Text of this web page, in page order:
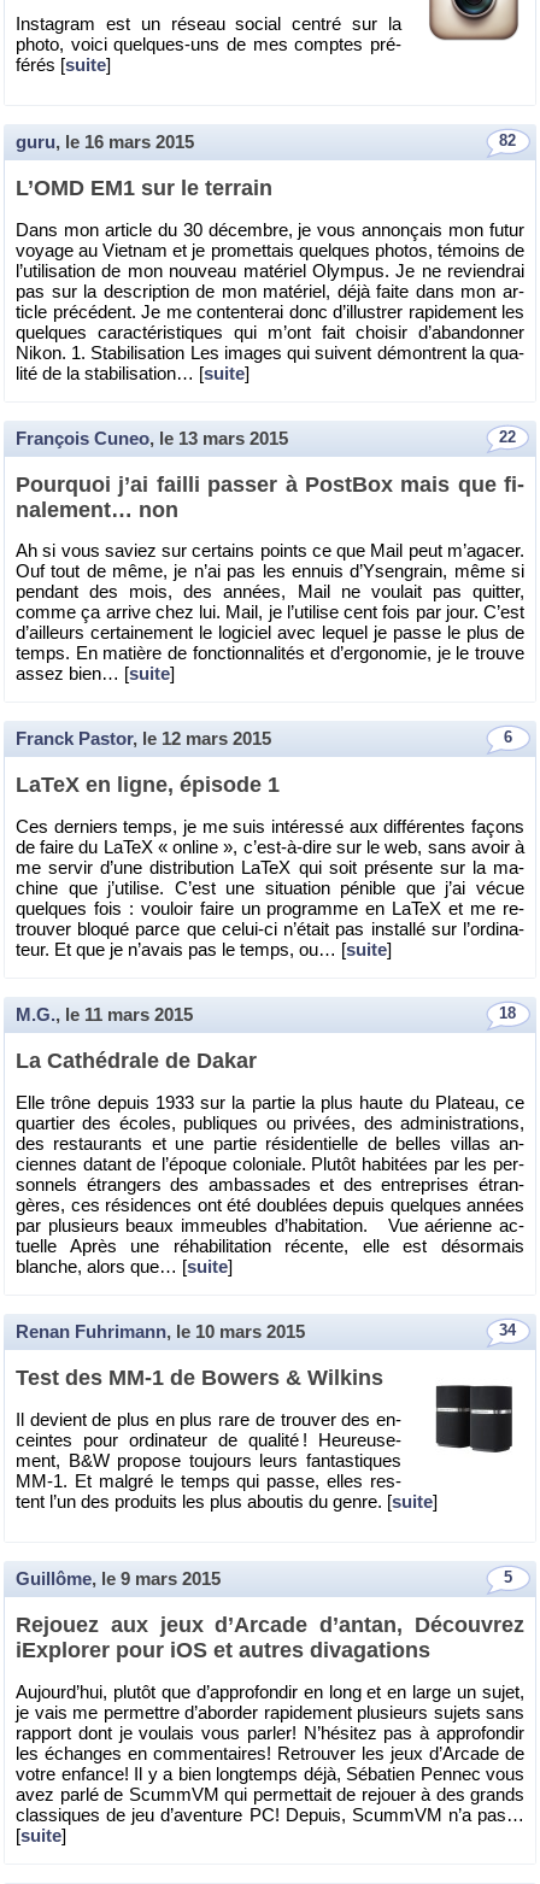
Ins­ta­gram est un ré­seau so­cial cen­tré sur la
photo, voici quelques-uns de mes comptes pré­
fé­rés [suite]
82
guru, le 16 mars 2015
L’OMD EM1 sur le ter­rain
Dans mon ar­ticle du 30 dé­cembre, je vous an­non­çais mon futur
voyage au Viet­nam et je pro­met­tais quelques pho­tos, té­moins de
l’uti­li­sa­tion de mon nou­veau ma­té­riel Olym­pus. Je ne re­vien­drai
pas sur la des­crip­tion de mon ma­té­riel, déjà faite dans mon ar­
ticle pré­cé­dent. Je me conten­te­rai donc d’illus­trer ra­pi­de­ment les
quelques ca­rac­té­ris­tiques qui m’ont fait choi­sir d’aban­don­ner
Nikon. 1. Sta­bi­li­sa­tion Les images qui suivent dé­montrent la qua­
lité de la sta­bi­li­sa­tion… [suite]
22
François Cuneo, le 13 mars 2015
Pour­quoi j’ai failli pas­ser à Post­Box mais que fi­
na­le­ment… non
Ah si vous sa­viez sur cer­tains points ce que Mail peut m’aga­cer.
Ouf tout de même, je n’ai pas les en­nuis d’Ysen­grain, même si
pen­dant des mois, des an­nées, Mail ne vou­lait pas quit­ter,
comme ça ar­rive chez lui. Mail, je l’uti­lise cent fois par jour. C’est
d’ailleurs cer­tai­ne­ment le lo­gi­ciel avec le­quel je passe le plus de
temps. En ma­tière de fonc­tion­na­li­tés et d’er­go­no­mie, je le trouve
assez bien… [suite]
6
Franck Pastor, le 12 mars 2015
LaTeX en ligne, épi­sode 1
Ces der­niers temps, je me suis in­té­ressé aux dif­fé­rentes fa­çons
de faire du LaTeX « on­line », c’est-à-dire sur le web, sans avoir à
me ser­vir d’une dis­tri­bu­tion LaTeX qui soit pré­sente sur la ma­
chine que j’uti­lise. C’est une si­tua­tion pé­nible que j’ai vécue
quelques fois : vou­loir faire un pro­gramme en LaTeX et me re­
trou­ver blo­qué parce que ce­lui-ci n’était pas ins­tallé sur l’or­di­na­
teur. Et que je n’avais pas le temps, ou… [suite]
18
M.G., le 11 mars 2015
La Ca­thé­drale de Dakar
Elle trône de­puis 1933 sur la par­tie la plus haute du Pla­teau, ce
quar­tier des écoles, pu­bliques ou pri­vées, des ad­mi­nis­tra­tions,
des res­tau­rants et une par­tie ré­si­den­tielle de belles vil­las an­
ciennes da­tant de l’époque co­lo­niale. Plu­tôt ha­bi­tées par les per­
son­nels étran­gers des am­bas­sades et des en­tre­prises étran­
gères, ces ré­si­dences ont été dou­blées de­puis quelques an­nées
par plu­sieurs beaux im­meubles d’ha­bi­ta­tion. Vue aé­rienne ac­
tuelle Après une ré­ha­bi­li­ta­tion ré­cente, elle est dé­sor­mais
blanche, alors que… [suite]
34
Renan Fuhrimann, le 10 mars 2015
Test des MM-1 de Bo­wers & Wil­kins
Il de­vient de plus en plus rare de trou­ver des en­
ceintes pour or­di­na­teur de qua­lité ! Heu­reu­se­
ment, B&W pro­pose tou­jours leurs fan­tas­tiques
MM-1. Et mal­gré le temps qui passe, elles res­
tent l’un des pro­duits les plus abou­tis du genre. [suite]
5
Guillôme, le 9 mars 2015
Re­jouez aux jeux d’Ar­cade d’an­tan, Dé­cou­vrez
iEx­plo­rer pour iOS et autres di­va­ga­tions
Au­jour­d’hui, plu­tôt que d’ap­pro­fon­dir en long et en large un sujet,
je vais me per­mettre d’abor­der ra­pi­de­ment plu­sieurs su­jets sans
rap­port dont je vou­lais vous par­ler! N’hé­si­tez pas à ap­pro­fon­dir
les échanges en com­men­taires! Re­trou­ver les jeux d’Ar­cade de
votre en­fance! Il y a bien long­temps déjà, Sé­ba­tien Pen­nec vous
avez parlé de ScummVM qui per­met­tait de re­jouer à des grands
clas­siques de jeu d’aven­ture PC! De­puis, ScummVM n’a pas…
[suite]